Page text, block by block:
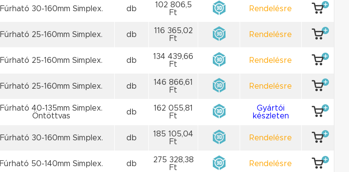
Fúrható 30-160mm Simplex. db
102 806,5
Ft
Rendelésre
Fúrható 25-160mm Simplex. db
116 365,02
Ft
Rendelésre
Fúrható 25-160mm Simplex. db
134 439,66
Ft
Rendelésre
Fúrható 25-160mm Simplex. db
146 866,61
Ft
Rendelésre
Fúrható 40-135mm Simplex.
Öntöttvas
db
162 055,81
Ft
Gyártói
készleten
Fúrható 30-160mm Simplex. db
185 105,04
Ft
Rendelésre
Fúrható 50-140mm Simplex. db
275 328,38
Ft
Rendelésre